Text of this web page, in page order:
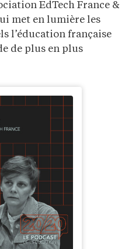
EdTech France &
met en lumière les
l’éducation française
de plus en plus